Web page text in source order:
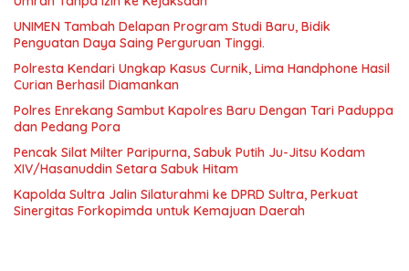
UNIMEN Tambah Delapan Program Studi Baru, Bidik
Penguatan Daya Saing Perguruan Tinggi.
Polresta Kendari Ungkap Kasus Curnik, Lima Handphone Hasil
Curian Berhasil Diamankan
Polres Enrekang Sambut Kapolres Baru Dengan Tari Paduppa
dan Pedang Pora
Pencak Silat Milter Paripurna, Sabuk Putih Ju-Jitsu Kodam
XIV/Hasanuddin Setara Sabuk Hitam
Kapolda Sultra Jalin Silaturahmi ke DPRD Sultra, Perkuat
Sinergitas Forkopimda untuk Kemajuan Daerah